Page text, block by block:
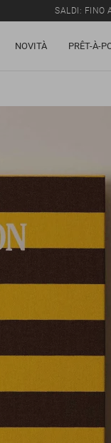
SALDI: FINO
NOVITÀ PRÊT-À-